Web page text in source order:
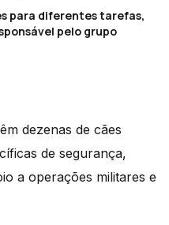
para diferentes tarefas,
pelo grupo
dezenas de cães
de segurança,
a operações militares e